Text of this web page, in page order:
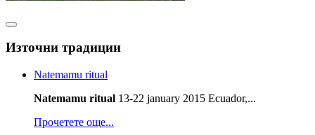
Източни традиции
Natemamu ritual
Natemamu ritual 13-22 january 2015 Ecuador,...
Прочетете още...